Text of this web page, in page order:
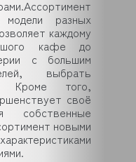
разных
каждому
кафе до
с большим
выбрать
Кроме того,
своё
собственные
новыми